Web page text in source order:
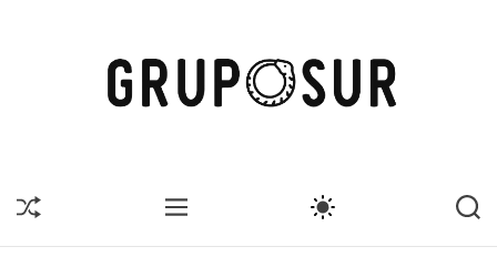
o
S
H
U
M
E
N
S
W
I
S
E
A